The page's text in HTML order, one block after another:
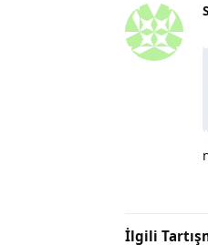
İlgili